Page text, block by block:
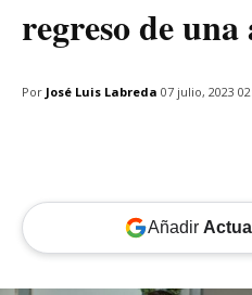
regreso de
Por José Luis Labreda 07 julio, 2023
Añadir